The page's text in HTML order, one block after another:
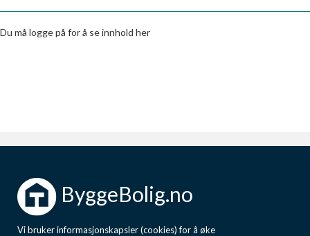
Boligmappa+
Få mer ut av Boligmappa
Du må logge på for å se innhold her
ByggeBolig.no
Vi bruker informasjonskapsler (cookies) for å øke